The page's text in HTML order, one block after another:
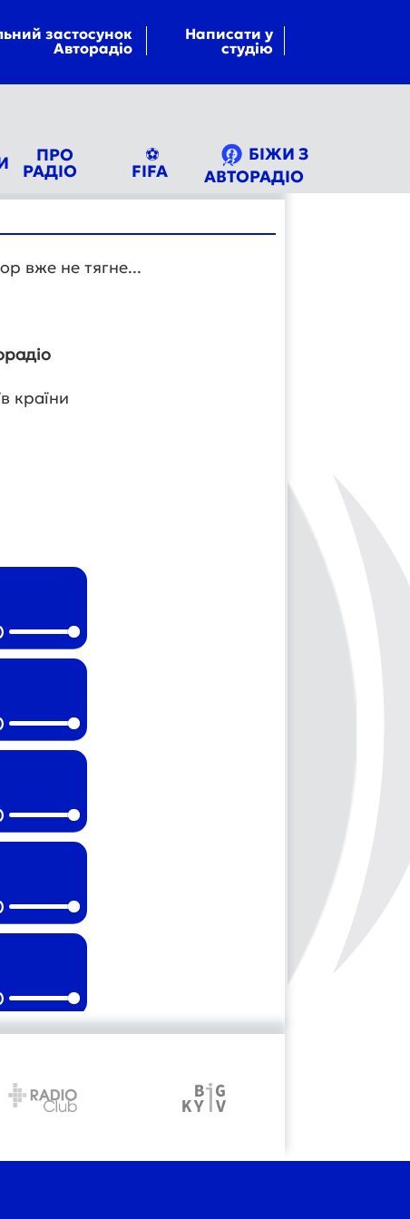
застосунок
Авторадіо
Написати у
студію
ПРО
РАДІО
⚽
FIFA
БІЖИ З
АВТОРАДІО
вже не тягне...
країни
Mute